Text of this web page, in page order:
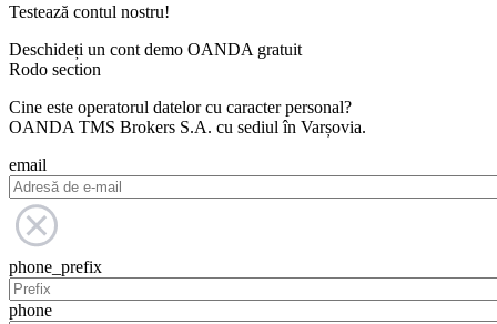
Testează contul nostru!
Deschideți un cont demo OANDA gratuit
Rodo section
Cine este operatorul datelor cu caracter personal?
OANDA TMS Brokers S.A. cu sediul în Varșovia.
email
phone_prefix
phone